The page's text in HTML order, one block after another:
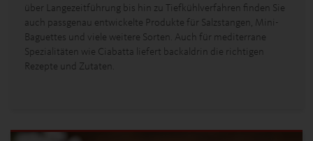
über Langezeitführung bis hin zu Tiefkühlverfahren finden Sie
auch passgenau entwickelte Produkte für Salzstangen, Mini-
Baguettes und viele weitere Sorten. Auch für mediterrane
Spezialitäten wie Ciabatta liefert backaldrin die richtigen
Rezepte und Zutaten.